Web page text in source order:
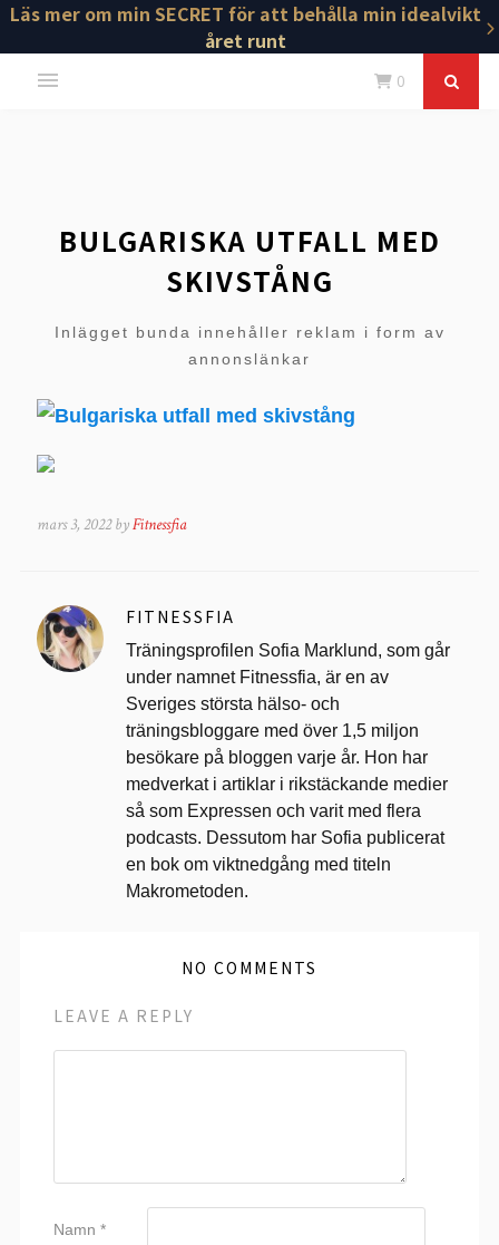
Läs mer om min SECRET för att behålla min idealvikt
året runt
0
BULGARISKA UTFALL MED
SKIVSTÅNG
Inlägget bunda innehåller reklam i form av
annonslänkar
mars 3, 2022 byFitnessfia
FITNESSFIA
Träningsprofilen Sofia Marklund, som går
under namnet Fitnessfia, är en av
Sveriges största hälso- och
träningsbloggare med över 1,5 miljon
besökare på bloggen varje år. Hon har
medverkat i artiklar i rikstäckande medier
så som Expressen och varit med flera
podcasts. Dessutom har Sofia publicerat
en bok om viktnedgång med titeln
Makrometoden.
NO COMMENTS
LEAVE A REPLY
Namn *